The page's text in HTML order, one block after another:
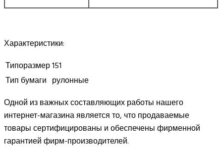
Характеристики:
Типоразмер151
Тип бумаги рулонные
Одной из важных составляющих работы нашего
интернет-магазина является то, что продаваемые
товары сертифицированы и обеспечены фирменной
гарантией фирм-производителей.